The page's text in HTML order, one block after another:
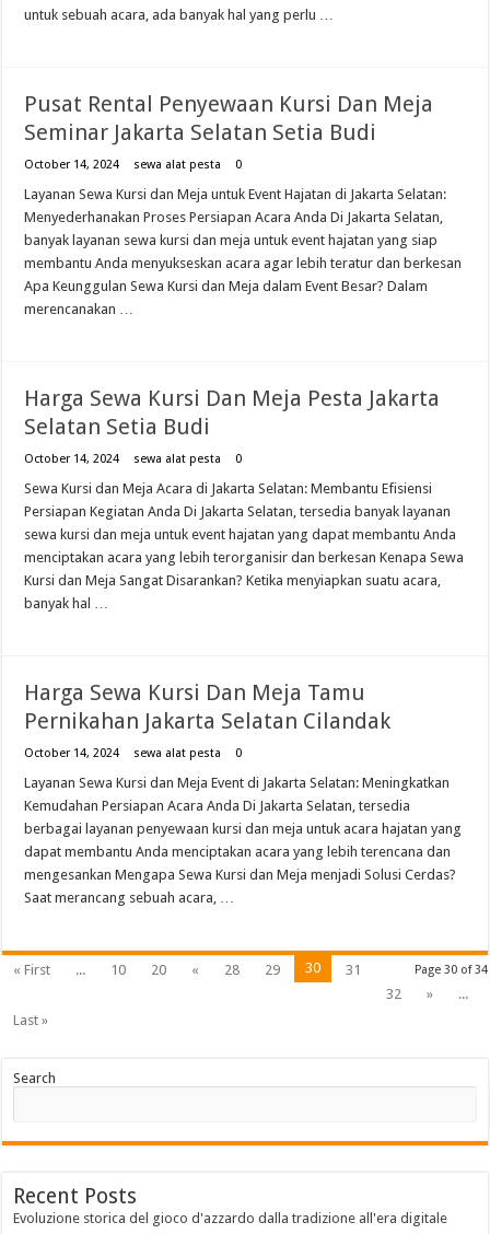
untuk sebuah acara, ada banyak hal yang perlu …
Pusat Rental Penyewaan Kursi Dan Meja
Seminar Jakarta Selatan Setia Budi
October 14, 2024 sewa alat pesta 0
Layanan Sewa Kursi dan Meja untuk Event Hajatan di Jakarta Selatan:
Menyederhanakan Proses Persiapan Acara Anda Di Jakarta Selatan,
banyak layanan sewa kursi dan meja untuk event hajatan yang siap
membantu Anda menyukseskan acara agar lebih teratur dan berkesan
Apa Keunggulan Sewa Kursi dan Meja dalam Event Besar? Dalam
merencanakan …
Harga Sewa Kursi Dan Meja Pesta Jakarta
Selatan Setia Budi
October 14, 2024 sewa alat pesta 0
Sewa Kursi dan Meja Acara di Jakarta Selatan: Membantu Efisiensi
Persiapan Kegiatan Anda Di Jakarta Selatan, tersedia banyak layanan
sewa kursi dan meja untuk event hajatan yang dapat membantu Anda
menciptakan acara yang lebih terorganisir dan berkesan Kenapa Sewa
Kursi dan Meja Sangat Disarankan? Ketika menyiapkan suatu acara,
banyak hal …
Harga Sewa Kursi Dan Meja Tamu
Pernikahan Jakarta Selatan Cilandak
October 14, 2024 sewa alat pesta 0
Layanan Sewa Kursi dan Meja Event di Jakarta Selatan: Meningkatkan
Kemudahan Persiapan Acara Anda Di Jakarta Selatan, tersedia
berbagai layanan penyewaan kursi dan meja untuk acara hajatan yang
dapat membantu Anda menciptakan acara yang lebih terencana dan
mengesankan Mengapa Sewa Kursi dan Meja menjadi Solusi Cerdas?
Saat merancang sebuah acara, …
Page 30 of 34
« First ... 10 20 « 28 29 30
31
32
»
...
Last »
Search
Recent Posts
Evoluzione storica del gioco d'azzardo dalla tradizione all'era digitale